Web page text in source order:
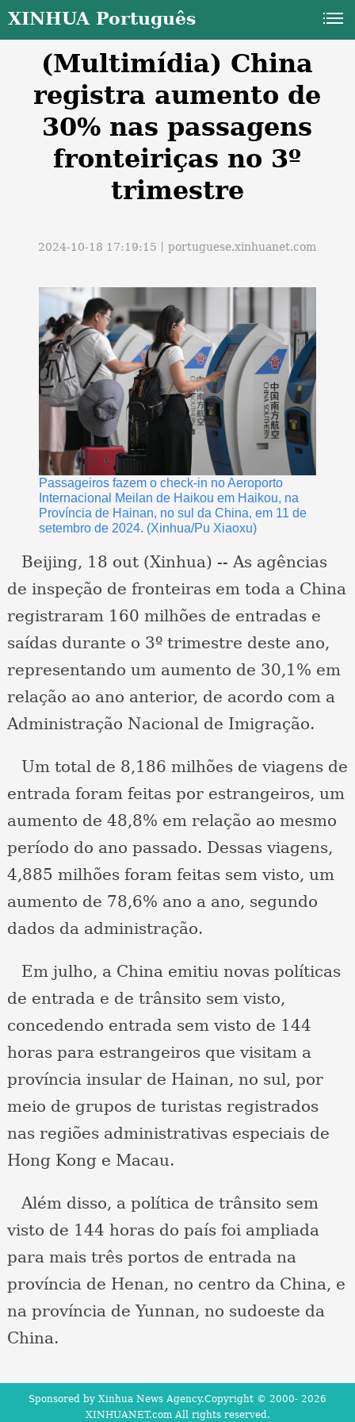
XINHUA Português
(Multimídia) China
registra aumento de
30% nas passagens
fronteiriças no 3º
trimestre
2024-10-18 17:19:15丨portuguese.xinhuanet.com
Passageiros fazem o check-in no Aeroporto
Internacional Meilan de Haikou em Haikou, na
Província de Hainan, no sul da China, em 11 de
setembro de 2024. (Xinhua/Pu Xiaoxu)
Beijing, 18 out (Xinhua) -- As agências
de inspeção de fronteiras em toda a China
registraram 160 milhões de entradas e
saídas durante o 3º trimestre deste ano,
representando um aumento de 30,1% em
relação ao ano anterior, de acordo com a
Administração Nacional de Imigração.
Um total de 8,186 milhões de viagens de
entrada foram feitas por estrangeiros, um
aumento de 48,8% em relação ao mesmo
período do ano passado. Dessas viagens,
4,885 milhões foram feitas sem visto, um
aumento de 78,6% ano a ano, segundo
dados da administração.
Em julho, a China emitiu novas políticas
de entrada e de trânsito sem visto,
concedendo entrada sem visto de 144
horas para estrangeiros que visitam a
província insular de Hainan, no sul, por
meio de grupos de turistas registrados
nas regiões administrativas especiais de
Hong Kong e Macau.
Além disso, a política de trânsito sem
visto de 144 horas do país foi ampliada
para mais três portos de entrada na
província de Henan, no centro da China, e
na província de Yunnan, no sudoeste da
China.
Sponsored by Xinhua News Agency.Copyright © 2000- 2026
XINHUANET.com All rights reserved.